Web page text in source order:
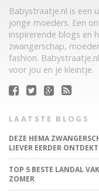
Babystraatje.nl is een
jonge moeders. Een
inspirerende blogs en
zwangerschap,
fashion.
voor jou en je kleintje.
LAATSTE BLOGS
DEZE HEMA
LIEVER EERDER ONTDEKT
TOP 5 BESTE LANDAL
ZOMER